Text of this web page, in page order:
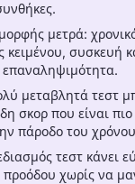
μετρά:
συσκευή
μεταβλητά τεστ
σκορ που είναι
πάροδο του
τεστ κάνει
χωρίς να